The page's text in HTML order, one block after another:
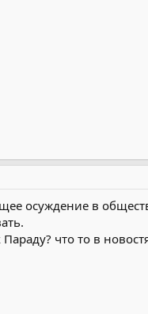
осуждение в
что то в